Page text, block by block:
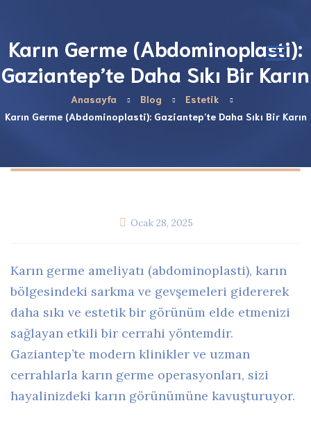
Karın Germe (Abdominoplasti):
Gaziantep’te Daha Sıkı Bir Karın
Anasayfa Blog
Estetik
Karın Germe (Abdominoplasti): Gaziantep’te Daha Sıkı Bir Karın
Ocak 28, 2025
Karın germe ameliyatı (abdominoplasti), karın
bölgesindeki sarkma ve gevşemeleri gidererek
daha sıkı ve estetik bir görünüm elde etmenizi
sağlayan etkili bir cerrahi yöntemdir.
Gaziantep’te modern klinikler ve uzman
cerrahlarla karın germe operasyonları, sizi
hayalinizdeki karın görünümüne kavuşturuyor.